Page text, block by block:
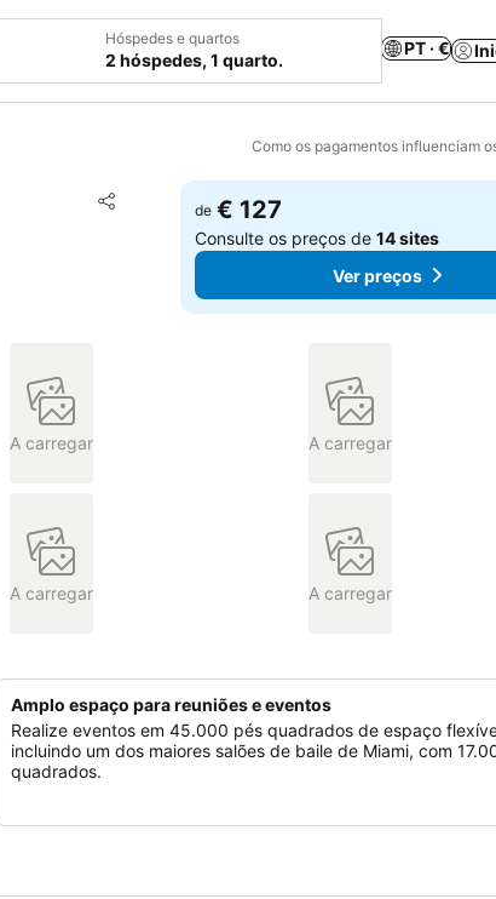
Hóspedes e quartos
2 hóspedes, 1 quarto.
PT · €
Como os pagamentos influenciam
Partilhar
Adicionar aos favoritos
de € 127
Consulte os preços de14 sites
Ver preços
A carregar A carregar
A carregar A carregar
Amplo espaço para reuniões e eventos
Realize eventos em 45.000 pés quadrados de espaço
incluindo um dos maiores salões de baile de Miami, com
quadrados.